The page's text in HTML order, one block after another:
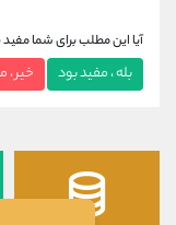
آیا این مطلب برای شما
بله ، مفید بود خیر ،